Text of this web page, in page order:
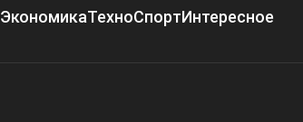
ЭкономикаТехноСпортИнтересное